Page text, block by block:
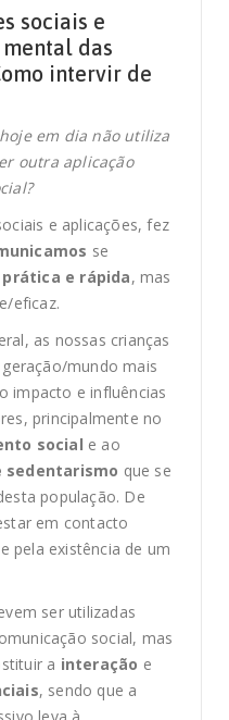
sociais e
das
intervir de
em dia não utiliza
outra aplicação
e aplicações, fez
se
e rápida, mas
eficaz.
as nossas crianças
mundo mais
impacto e influências
principalmente no
social e ao
sedentarismo que se
população. De
em contacto
pela existência de um
ser utilizadas
social, mas
a interação e
, sendo que a